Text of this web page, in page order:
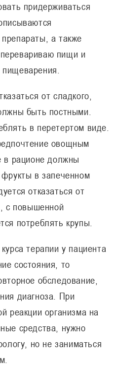
придерживаться
а также
пищи и
от сладкого,
быть постными.
в перетертом виде.
овощным
в рационе должны
в запеченном
отказаться от
с повышенной
потреблять крупы.
терапии у пациента
состояния, то
обследование,
диагноза. При
реакции организма на
средства, нужно
но не заниматься